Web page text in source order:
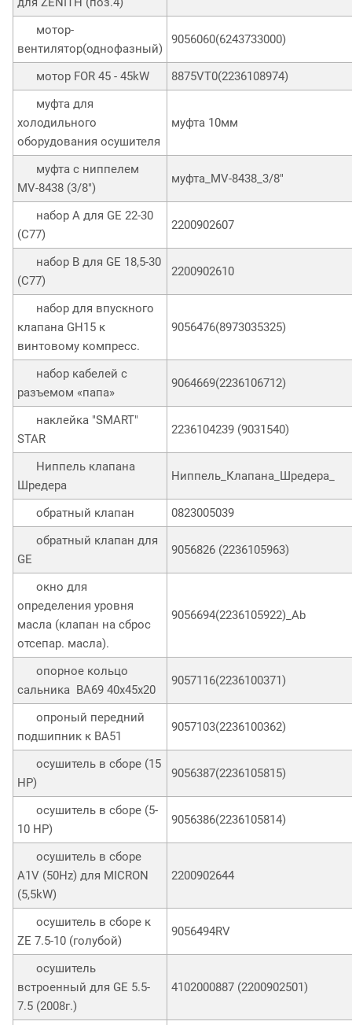
мотор-
вентилятор(однофазный)
9056060(6243733000)
мотор FOR 45 - 45kW
8875VT0(2236108974)
муфта для
холодильного
оборудования осушителя
муфта 10мм
муфта с ниппелем
MV-8438 (3/8")
муфта_MV-8438_3/8"
набор А для GE 22-30
(C77)
2200902607
набор В для GE 18,5-30
(C77)
2200902610
набор для впускного
клапана GH15 к
винтовому компресс.
9056476(8973035325)
набор кабелей с
разъемом «папа»
9064669(2236106712)
наклейка "SMART"
STAR
2236104239 (9031540)
Ниппель клапана
Шредера
Ниппель_Клапана_Шредера_
обратный клапан
0823005039
обратный клапан для
GE
9056826 (2236105963)
окно для
определения уровня
масла (клапан на сброс
отсепар. масла).
9056694(2236105922)_Ab
опорное кольцо
сальника ВА69 40х45х20
9057116(2236100371)
опроный передний
подшипник к ВА51
9057103(2236100362)
осушитель в сборе (15
НР)
9056387(2236105815)
осушитель в сборе (5-
10 НР)
9056386(2236105814)
осушитель в сборе
A1V (50Hz) для MICRON
(5,5kW)
2200902644
осушитель в сборе к
ZE 7.5-10 (голубой)
9056494RV
осушитель
встроенный для GE 5.5-
7.5 (2008г.)
4102000887 (2200902501)